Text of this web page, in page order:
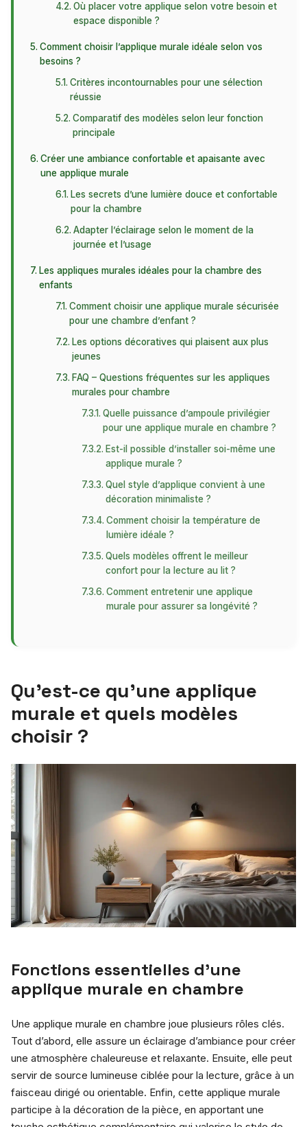
Où placer votre applique selon votre besoin et
espace disponible ?
Comment choisir l’applique murale idéale selon vos
besoins ?
Critères incontournables pour une sélection
réussie
Comparatif des modèles selon leur fonction
principale
Créer une ambiance confortable et apaisante avec
une applique murale
Les secrets d’une lumière douce et confortable
pour la chambre
Adapter l’éclairage selon le moment de la
journée et l’usage
Les appliques murales idéales pour la chambre des
enfants
Comment choisir une applique murale sécurisée
pour une chambre d’enfant ?
Les options décoratives qui plaisent aux plus
jeunes
FAQ – Questions fréquentes sur les appliques
murales pour chambre
Quelle puissance d’ampoule privilégier
pour une applique murale en chambre ?
Est-il possible d’installer soi-même une
applique murale ?
Quel style d’applique convient à une
décoration minimaliste ?
Comment choisir la température de
lumière idéale ?
Quels modèles offrent le meilleur
confort pour la lecture au lit ?
Comment entretenir une applique
murale pour assurer sa longévité ?
Qu’est-ce qu’une applique
murale et quels modèles
choisir ?
Fonctions essentielles d’une
applique murale en chambre
Une applique murale en chambre joue plusieurs rôles clés.
Tout d’abord, elle assure un éclairage d’ambiance pour créer
une atmosphère chaleureuse et relaxante. Ensuite, elle peut
servir de source lumineuse ciblée pour la lecture, grâce à un
faisceau dirigé ou orientable. Enfin, cette applique murale
participe à la décoration de la pièce, en apportant une